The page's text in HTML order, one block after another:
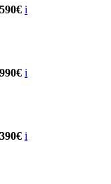
i
i
i